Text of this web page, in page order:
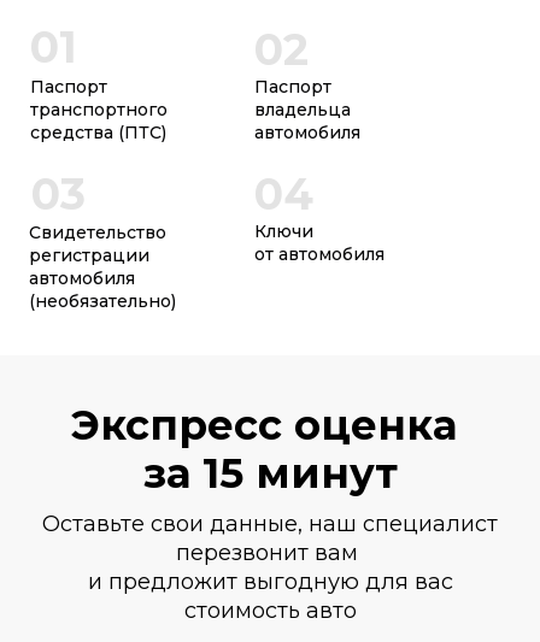
Ключи
от автомобиля
Паспорт
транспортного
средства (ПТС)
04
Свидетельство
регистрации
автомобиля
(необязательно)
03
Паспорт
владельца
автомобиля
02
01
Экспресс оценка
за 15 минут
Оставьте свои данные, наш специалист
перезвонит вам
и предложит выгодную для вас
стоимость авто